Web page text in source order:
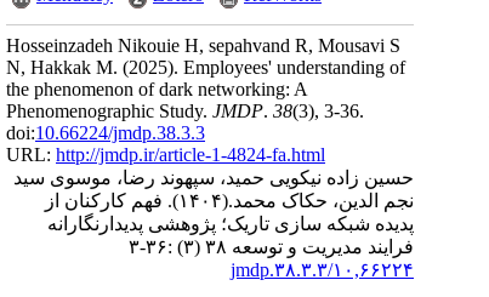
Hosseinzadeh Nikouie H, sepahvand R, Mousavi S
N, Hakkak M. (2025). Employees' understanding of
the phenomenon of dark networking: A
Phenomenographic Study. JMDP. 38(3), 3-36.
doi:10.66224/jmdp.38.3.3
URL: http://jmdp.ir/article-1-4824-fa.html
حسین زاده نیکویی حمید، سپهوند رضا، موسوی سید
نجم الدین، حکاک محمد.(۱۴۰۴).
فهم کارکنان از
پدیده شبکه سازی تاریک؛ پژوهشی پدیدارنگارانه
فرایند مدیریت و توسعه ۳۸ (۳) :۳۶-۳
۱۰,۶۶۲۲۴/jmdp.۳۸.۳.۳